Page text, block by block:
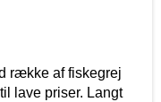
række af fiskegrej
lave priser. Langt